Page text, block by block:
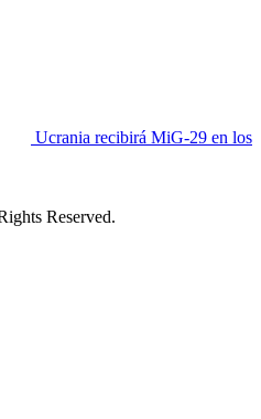
Ucrania recibirá MiG-29 en los
Reserved.